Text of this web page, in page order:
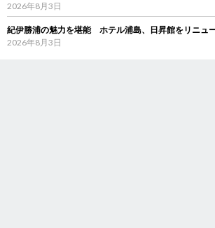
2026年8月3日
紀伊勝浦の魅力を堪能 ホテル浦島、日昇館をリニュ
2026年8月3日